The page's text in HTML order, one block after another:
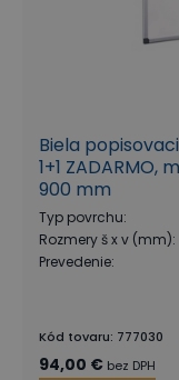
Biela
1+1 ZADARMO,
900 mm
Typ povrchu:
Rozmery š x v (mm):
Prevedenie:
Kód tovaru: 777030
94,00 € bez DPH